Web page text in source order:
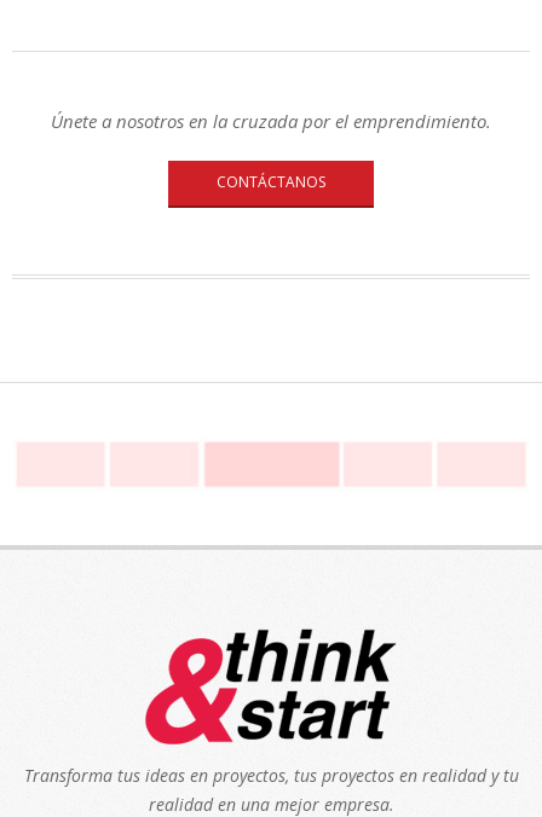
Únete a nosotros en la cruzada por el emprendimiento.
CONTÁCTANOS
Transforma tus ideas en proyectos, tus proyectos en realidad y tu
realidad en una mejor empresa.